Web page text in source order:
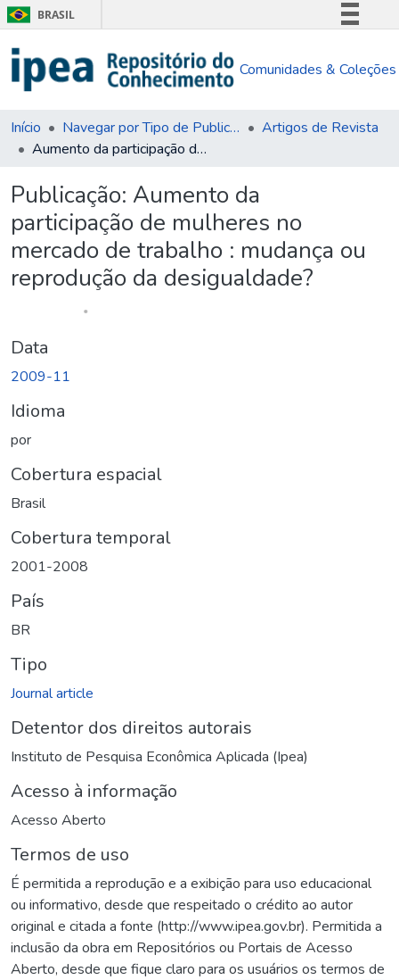
BRASIL
Comunica BR
Acesso à informação
Comunidades & Coleções
Início Navegar por Tipo de Publicação
Artigos de Revista
Aumento da participação de mulheres no mercado de trabalho : mudança ou reprodução da desigualdade?
Publicação: Aumento da
participação de mulheres no
mercado de trabalho : mudança ou
reprodução da desigualdade?
Data
2009-11
Idioma
por
Cobertura espacial
Brasil
Cobertura temporal
2001-2008
País
BR
Tipo
Journal article
Detentor dos direitos autorais
Instituto de Pesquisa Econômica Aplicada (Ipea)
Acesso à informação
Acesso Aberto
Termos de uso
É permitida a reprodução e a exibição para uso educacional
ou informativo, desde que respeitado o crédito ao autor
original e citada a fonte (http://www.ipea.gov.br). Permitida a
inclusão da obra em Repositórios ou Portais de Acesso
Aberto, desde que fique claro para os usuários os termos de